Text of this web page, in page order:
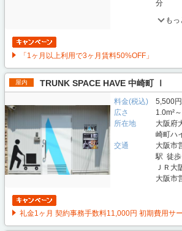
分
も
「1ヶ月以上利用で3ヶ月賃料50%OFF」
屋内 TRUNK SPACE HAVE 中崎町 Ⅰ
料金(税込)
5,500
広さ
1.0m²
所在地
大阪府
崎町ハ
交通
大阪市
駅 徒
ＪＲ大
大阪市
礼金1ヶ月 契約事務手数料11,000円 初期費用サ